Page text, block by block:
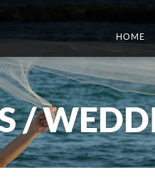
HOME
/